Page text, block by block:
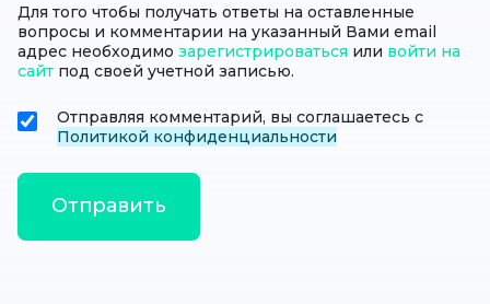
Для того чтобы получать ответы на оставленные
вопросы и комментарии на указанный Вами email
адрес необходимо зарегистрироваться или войти на
сайт под своей учетной записью.
Отправляя комментарий, вы соглашаетесь с
Политикой конфиденциальности